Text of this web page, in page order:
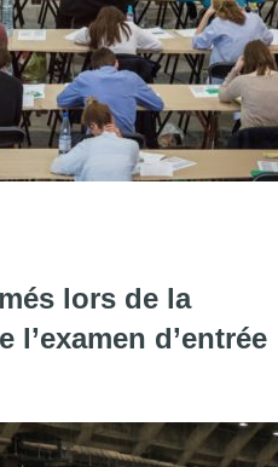
lors de la
l’examen d’entrée